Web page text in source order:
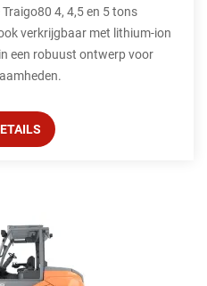
4, 4,5 en 5 tons
verkrijgbaar met lithium-ion
een robuust ontwerp voor